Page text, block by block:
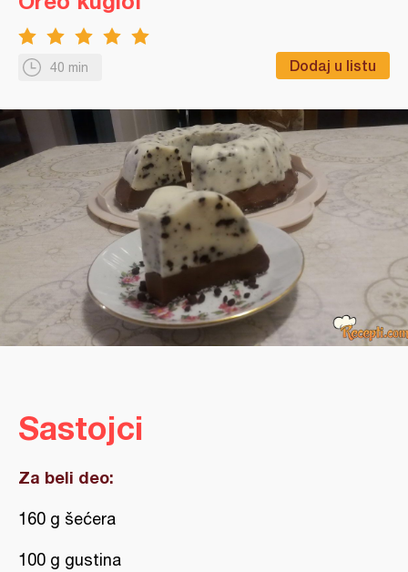
40 min Dodaj u listu
Sastojci
Za beli deo:
160 g šećera
100 g gustina